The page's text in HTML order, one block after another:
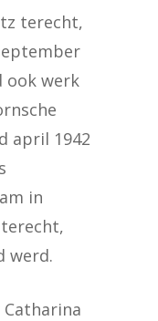
terecht,
ook werk
april 1942
in
werd.